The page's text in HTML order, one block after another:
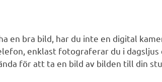
en bra bild, har du inte en digital
enklast fotograferar du i dagsljus
för att ta en bild av bilden till din